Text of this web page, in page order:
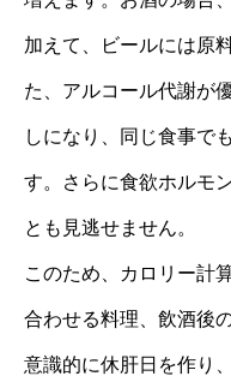
加えて、ビールには原
た、アルコール代謝が
しになり、同じ食事で
す。さらに食欲ホルモ
とも見逃せません。
このため、カロリー計
合わせる料理、飲酒後
意識的に休肝日を作り